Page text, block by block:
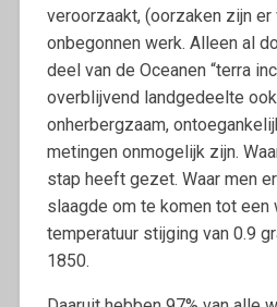
veroorzaakt, (oorzaken zijn
onbegonnen werk. Alleen al
deel van de Oceanen “terra
overblijvend landgedeelte
onherbergzaam,
metingen onmogelijk zijn.
stap heeft gezet. Waar men
slaagde om te komen tot een
temperatuur stijging van 0.9
1850.